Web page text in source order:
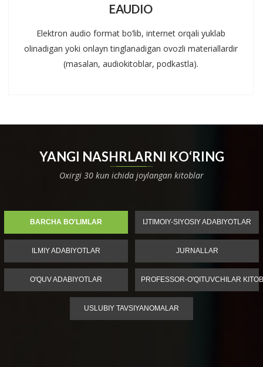
EAUDIO
Elektron audio format bo‘lib, internet orqali yuklab
olinadigan yoki onlayn tinglanadigan ovozli materiallardir
(masalan, audiokitoblar, podkastla).
YANGI NASHRLARNI KO‘RING
Oxirgi 30 kun ichida joylangan kitoblar
BARCHA BO'LIMLAR IJTIMOIY-SIYOSIY ADABIYOTLAR
ILMIY ADABIYOTLAR JURNALLAR
O'QUV ADABIYOTLAR PROFESSOR-O'QITUVCHILAR
USLUBIY TAVSIYANOMALAR